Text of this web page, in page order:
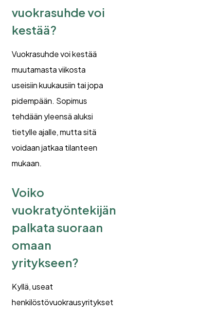
vuokrasuhde voi
kestää?
Vuokrasuhde voi kestää
muutamasta viikosta
useisiin kuukausiin tai jopa
pidempään. Sopimus
tehdään yleensä aluksi
tietylle ajalle, mutta sitä
voidaan jatkaa tilanteen
mukaan.
Voiko
vuokratyöntekijän
palkata suoraan
omaan
yritykseen?
Kyllä, useat
henkilöstövuokrausyritykset